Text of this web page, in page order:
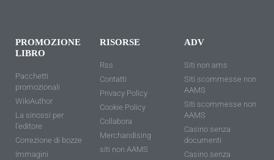
PROMOZIONE
LIBRO
Pacchetti
promozionali
WikiAuthor
La sinossi per
l'editore
Correzione di bozze
Immagini
RISORSE
Rss
Contatti
Privacy Policy
Cookie Policy
Collabora
Merchandising
siti non AAMS
ADV
Siti non ams
Siti scommesse non
AAMS
Siti scommesse non
AAMS
Casino senza
documenti
Casino senza